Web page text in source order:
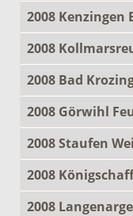
2008 Kenzingen
2008
2008 Bad
2008 Görwihl
2008 Staufen
2008
2008